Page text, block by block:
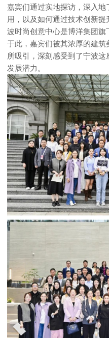
嘉宾们通过实地探访，深入
用，以及如何通过技术创新
波时尚创意中心是博洋集团
于此，嘉宾们被其浓厚的建筑
所吸引，深刻感受到了宁波
发展潜力。